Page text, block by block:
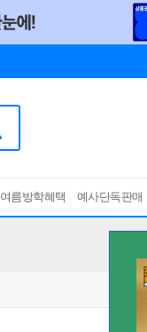
여름방학혜택 예사단독판매